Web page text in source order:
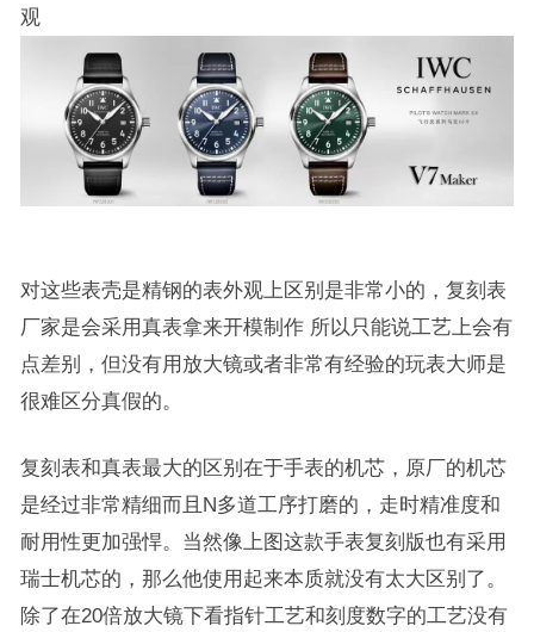
观
对这些表壳是精钢的表外观上区别是非常小的，复刻表
厂家是会采用真表拿来开模制作 所以只能说工艺上会有
点差别，但没有用放大镜或者非常有经验的玩表大师是
很难区分真假的。
复刻表和真表最大的区别在于手表的机芯，原厂的机芯
是经过非常精细而且N多道工序打磨的，走时精准度和
耐用性更加强悍。当然像上图这款手表复刻版也有采用
瑞士机芯的，那么他使用起来本质就没有太大区别了。
除了在20倍放大镜下看指针工艺和刻度数字的工艺没有